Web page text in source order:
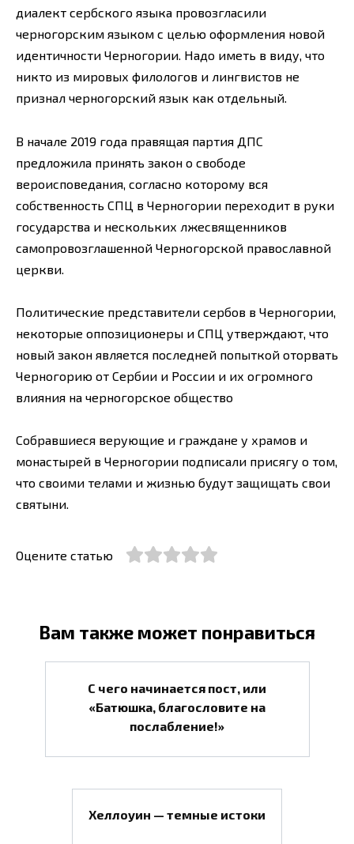
диалект сербского языка провозгласили
черногорским языком с целью оформления новой
идентичности Черногории. Надо иметь в виду, что
никто из мировых филологов и лингвистов не
признал черногорский язык как отдельный.
В начале 2019 года правящая партия ДПС
предложила принять закон о свободе
вероисповедания, согласно которому вся
собственность СПЦ в Черногории переходит в руки
государства и нескольких лжесвященников
самопровозглашенной Черногорской православной
церкви.
Политические представители сербов в Черногории,
некоторые оппозиционеры и СПЦ утверждают, что
новый закон является последней попыткой оторвать
Черногорию от Сербии и России и их огромного
влияния на черногорское общество
Собравшиеся верующие и граждане у храмов и
монастырей в Черногории подписали присягу о том,
что своими телами и жизнью будут защищать свои
святыни.
Оцените статью
Вам также может понравиться
С чего начинается пост, или
«Батюшка, благословите на
послабление!»
Хеллоуин — темные истоки